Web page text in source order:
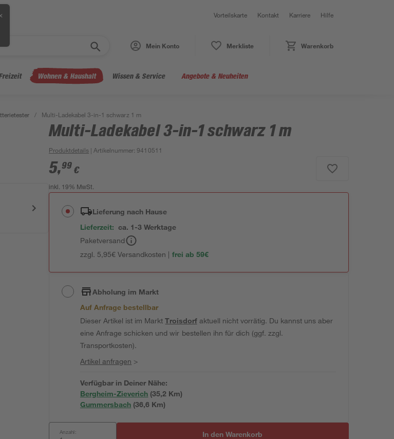
Vorteilskarte Kontakt Karriere Hilfe
Mein Konto Merkliste Warenkorb
Wohnen & Haushalt Wissen & Service Angebote & Neuheiten
/ Multi-Ladekabel 3-in-1 schwarz 1 m
Multi-Ladekabel 3-in-1 schwarz 1 m
Produktdetails | Artikelnummer:9410511
5,99 €
inkl. 19% MwSt.
Lieferung nach Hause
Lieferzeit: ca. 1-3 Werktage
Paketversand
zzgl. 5,95€ Versandkosten | frei ab 59€
Abholung im Markt
Auf Anfrage bestellbar
Dieser Artikel ist im MarktTroisdorfaktuell nicht vorrätig. Du kannst uns aber
eine Anfrage schicken und wir bestellen ihn für dich (ggf. zzgl.
Transportkosten).
Artikel anfragen >
Verfügbar in Deiner Nähe:
Bergheim-Zieverich (35,2 Km)
Gummersbach (36,6 Km)
Anzahl: In den Warenkorb